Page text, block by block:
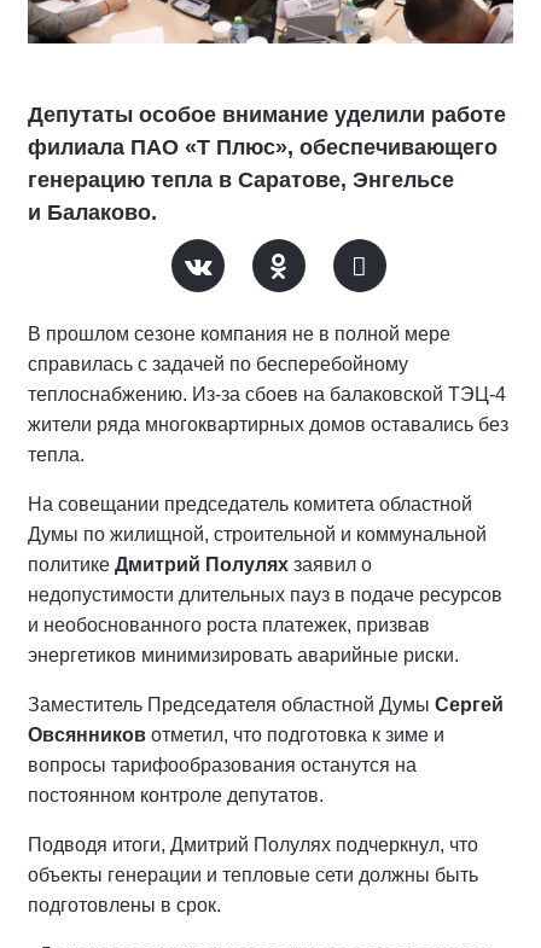
Депутаты особое внимание уделили работе
филиала ПАО «Т Плюс», обеспечивающего
генерацию тепла в Саратове, Энгельсе
и Балаково.
В прошлом сезоне компания не в полной мере
справилась с задачей по бесперебойному
теплоснабжению. Из-за сбоев на балаковской ТЭЦ-4
жители ряда многоквартирных домов оставались без
тепла.
На совещании председатель комитета областной
Думы по жилищной, строительной и коммунальной
политике Дмитрий Полулях заявил о
недопустимости длительных пауз в подаче ресурсов
и необоснованного роста платежек, призвав
энергетиков минимизировать аварийные риски.
Заместитель Председателя областной Думы Сергей
Овсянников отметил, что подготовка к зиме и
вопросы тарифообразования останутся на
постоянном контроле депутатов.
Подводя итоги, Дмитрий Полулях подчеркнул, что
объекты генерации и тепловые сети должны быть
подготовлены в срок.